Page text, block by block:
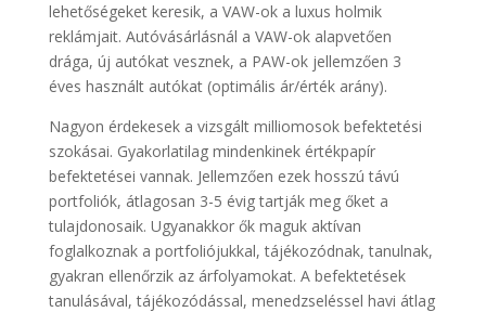
lehetőségeket keresik, a VAW-ok a luxus holmik
reklámjait. Autóvásárlásnál a VAW-ok alapvetően
drága, új autókat vesznek, a PAW-ok jellemzően 3
éves használt autókat (optimális ár/érték arány).
Nagyon érdekesek a vizsgált milliomosok befektetési
szokásai. Gyakorlatilag mindenkinek értékpapír
befektetései vannak. Jellemzően ezek hosszú távú
portfoliók, átlagosan 3-5 évig tartják meg őket a
tulajdonosaik. Ugyanakkor ők maguk aktívan
foglalkoznak a portfoliójukkal, tájékozódnak, tanulnak,
gyakran ellenőrzik az árfolyamokat. A befektetések
tanulásával, tájékozódással, menedzseléssel havi átlag